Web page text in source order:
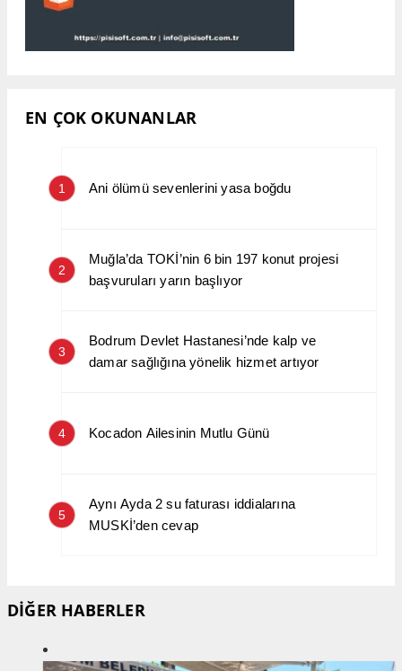
EN ÇOK OKUNANLAR
1 Ani ölümü sevenlerini yasa boğdu
2
Muğla’da TOKİ’nin 6 bin 197 konut projesi
başvuruları yarın başlıyor
3
Bodrum Devlet Hastanesi’nde kalp ve
damar sağlığına yönelik hizmet artıyor
4 Kocadon Ailesinin Mutlu Günü
5
Aynı Ayda 2 su faturası iddialarına
MUSKİ’den cevap
DİĞER HABERLER